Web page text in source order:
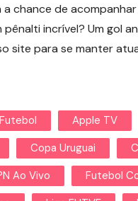
chance de
pênalti incrível? Um gol
site para se manter
Apple TV
Copa Uruguai
Ao Vivo Futebol